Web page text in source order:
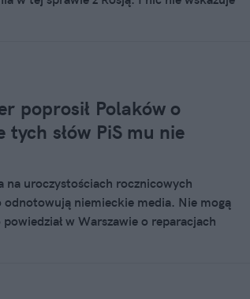
poprosił Polaków o
tych słów PiS mu nie
na uroczystościach rocznicowych
odnotowują niemieckie media. Nie mogą
w Warszawie o reparacjach